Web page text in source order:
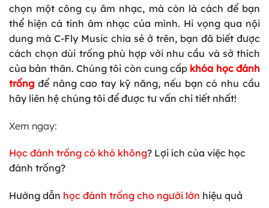
chọn một công cụ âm nhạc, mà còn là cách để bạn
thể hiện cá tính âm nhạc của mình. Hi vọng qua nội
dung mà C-Fly Music chia sẻ ở trên, bạn đã biết được
cách chọn dùi trống phù hợp với nhu cầu và sở thích
của bản thân. Chúng tôi còn cung cấp khóa học đánh
trống để nâng cao tay kỹ năng, nếu bạn có nhu cầu
hãy liên hệ chúng tôi để được tư vấn chi tiết nhất!
Xem ngay:
Học đánh trống có khó không? Lợi ích của việc học
đánh trống?
Hướng dẫn học đánh trống cho người lớn hiệu quả